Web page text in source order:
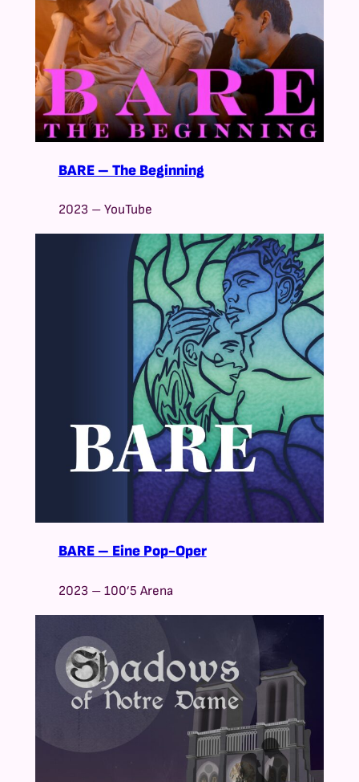
BARE – The Beginning
2023 – YouTube
BARE – Eine Pop-Oper
2023 – 100’5 Arena